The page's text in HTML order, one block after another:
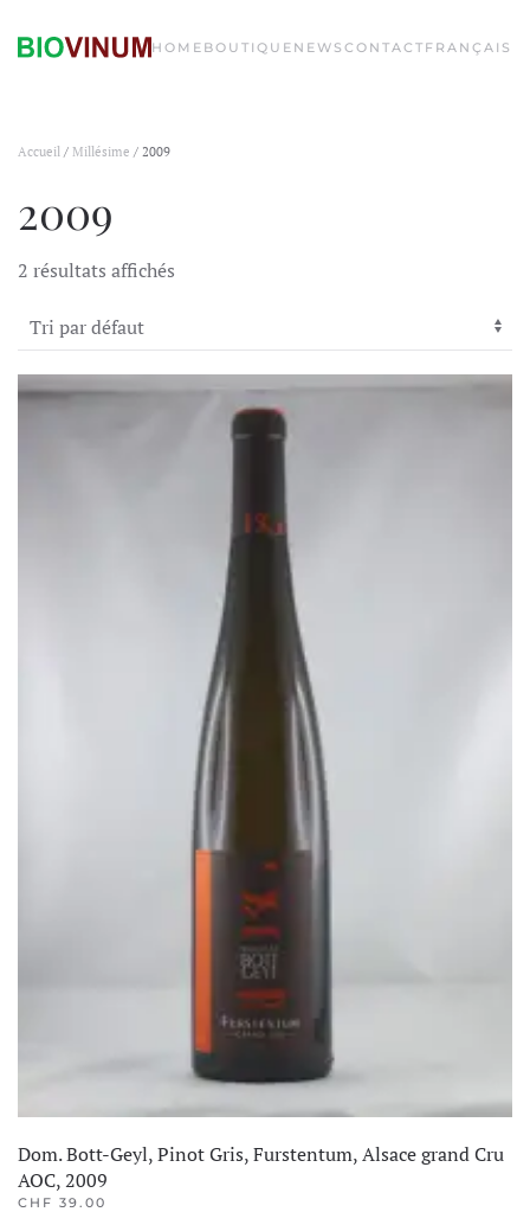
HOME BOUTIQUE NEWS CONTACT FRANÇAIS
Accueil / Millésime / 2009
2009
2 résultats affichés
Dom. Bott-Geyl, Pinot Gris, Furstentum, Alsace grand Cru
AOC, 2009
CHF 39.00